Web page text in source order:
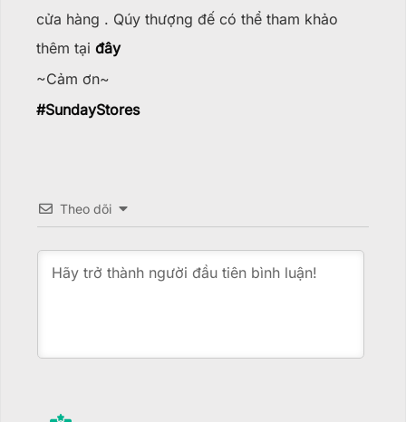
cửa hàng . Qúy thượng đế có thể tham khảo
thêm tại đây
~Cảm ơn~
#SundayStores
Theo dõi